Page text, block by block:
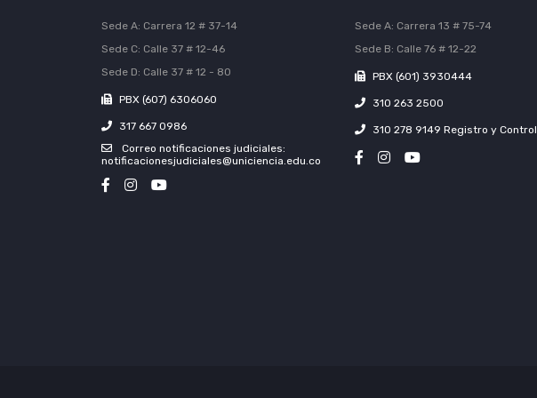
Sede A: Carrera 12 # 37-14
Sede C: Calle 37 # 12-46
Sede D: Calle 37 # 12 - 80
PBX (607) 6306060
317 667 0986
Correo notificaciones judiciales:
notificacionesjudiciales@uniciencia.edu.co
Sede A: Carrera 13 # 75-74
Sede B: Calle 76 # 12-22
PBX (601) 3930444
310 263 2500
310 278 9149 Registro y Control